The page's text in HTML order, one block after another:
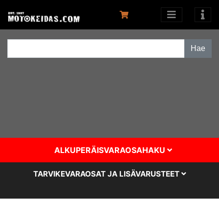
ALKUPERÄISVARAOSAHAKU
TARVIKEVARAOSAT JA LISÄVARUSTEET